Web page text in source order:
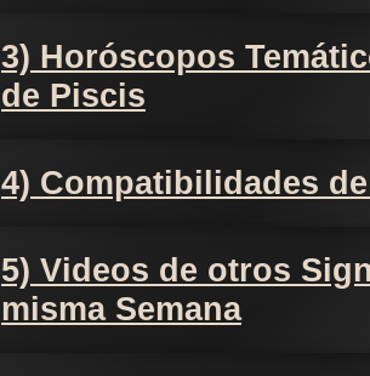
3) Horóscopos
de Piscis
4) Compatibilidades
5) Videos de otros
misma Semana